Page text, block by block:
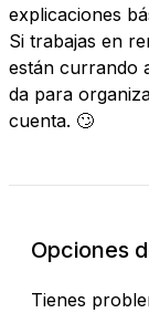
explicaciones
Si trabajas en
están currando
da para
cuenta. 🙄
Opciones
Tienes